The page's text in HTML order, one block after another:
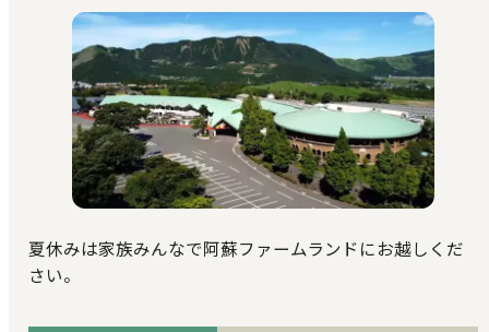
夏休みは家族みんなで阿蘇ファームランドにお越しくだ
さい。